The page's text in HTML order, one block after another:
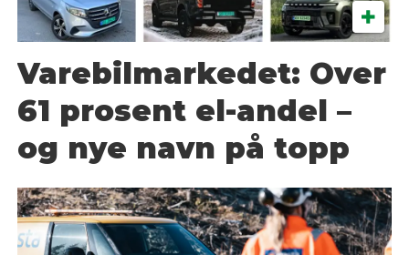
Varebilmarkedet: Over
61 prosent el-andel –
og nye navn på topp